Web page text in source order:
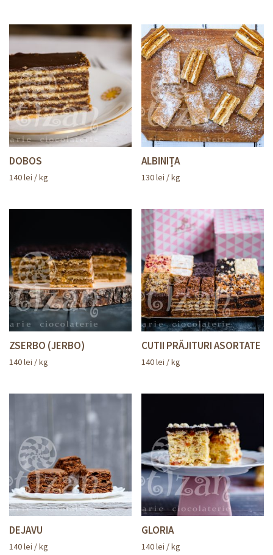
DOBOS
140lei / kg
ALBINIȚA
130lei / kg
ZSERBO (JERBO)
140lei / kg
CUTII PRĂJITURI ASORTATE
140lei / kg
DEJAVU
140lei / kg
GLORIA
140lei / kg